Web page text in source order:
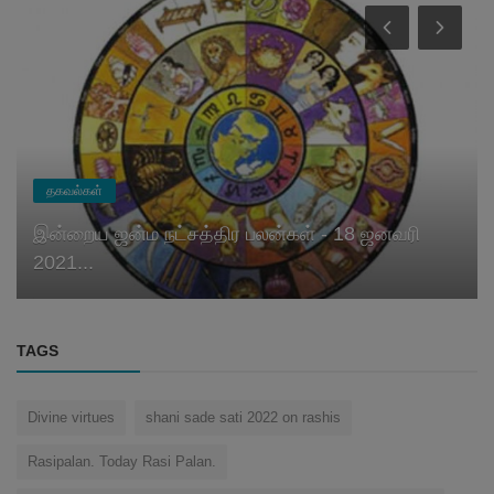
இன்றைய ராசிபலன்
இந்த ராசிக்காரர்கள் இன்று கோபப்படாமல் இருப்பது
நல்லதாம்!....
TAGS
Divine virtues shani sade sati 2022 on rashis
Rasipalan. Today Rasi Palan.